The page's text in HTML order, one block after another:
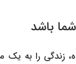
باشد
زندگی را به یک